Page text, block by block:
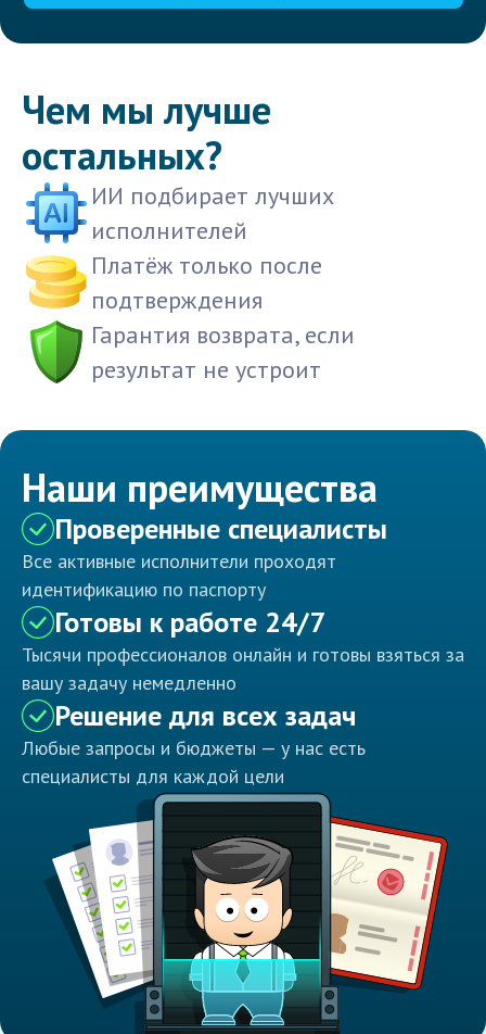
Чем мы лучше
остальных?
ИИ подбирает лучших
исполнителей
Платёж только после
подтверждения
Гарантия возврата, если
результат не устроит
Наши преимущества
Проверенные специалисты
Все активные исполнители проходят
идентификацию по паспорту
Готовы к работе 24/7
Тысячи профессионалов онлайн и готовы взяться за
вашу задачу немедленно
Решение для всех задач
Любые запросы и бюджеты — у нас есть
специалисты для каждой цели